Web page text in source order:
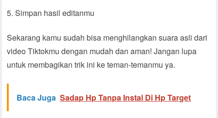
Simpan hasil editanmu
Sekarang kamu sudah bisa menghilangkan suara asli dari
video Tiktokmu dengan mudah dan aman! Jangan lupa
untuk membagikan trik ini ke teman-temanmu ya.
Baca Juga Sadap Hp Tanpa Instal Di Hp Target